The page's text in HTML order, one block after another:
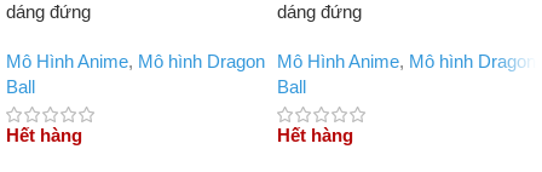
dáng đứng
Mô Hình Anime, Mô hình Dragon
Ball
Hết hàng
dáng đứng
Mô Hình Anime, Mô hình Dragon
Ball
Hết hàng